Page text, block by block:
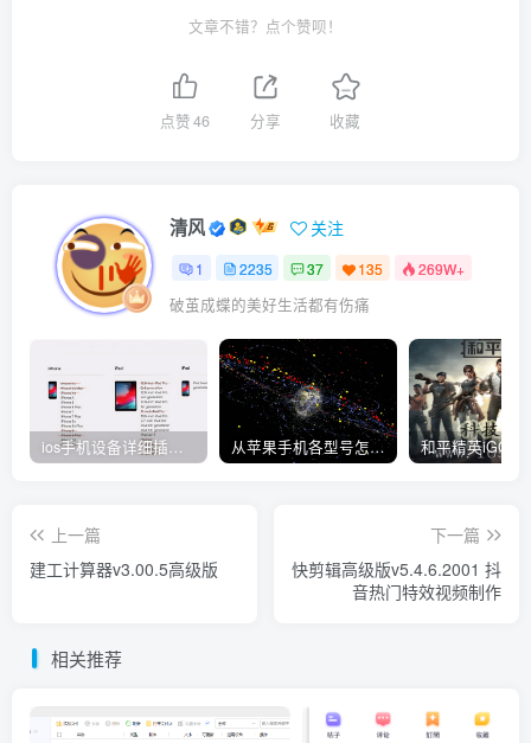
文章不错？点个赞呗！
点赞46 分享 收藏
清风 关注
1 2235 37 135 269W+
破茧成蝶的美好生活都有伤痛
ios手机设备详细插件平刷教程 从苹果手机各型号怎么越狱到怎么开科技完整教程
上一篇
建工计算器v3.00.5高级版
下一篇
快剪辑高级版v5.4.6.2001 抖
音热门特效视频制作
相关推荐